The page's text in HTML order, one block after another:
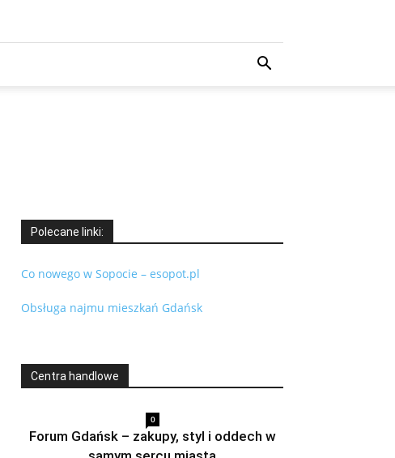
Polecane linki:
Co nowego w Sopocie – esopot.pl
Obsługa najmu mieszkań Gdańsk
Centra handlowe
0
Forum Gdańsk – zakupy, styl i oddech w